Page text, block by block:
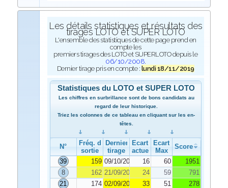
Les détails statistiques et résultats des
tirages LOTO et SUPER LOTO
L'ensemble des statistiques de cette page prend en
compte les
premiers tirages des LOTO et SUPERLOTO depuis le
06/10/2008.
Dernier tirage pris en compte : lundi 18/11/2019
Statistiques du LOTO et SUPER LOTO
Les chiffres en surbrillance sont de bons candidats au
regard de leur historique.
Triez les colonnes de ce tableau en cliquant sur les en-
têtes.
N°
Fréq. de
sortie
Dernier
tirage
Ecart
actuel
Ecart
Max
Score
39
159 09/10/2019 16 60
1951
8
162 21/09/2019 24 59
791
21
174 02/09/2019 33 51
278